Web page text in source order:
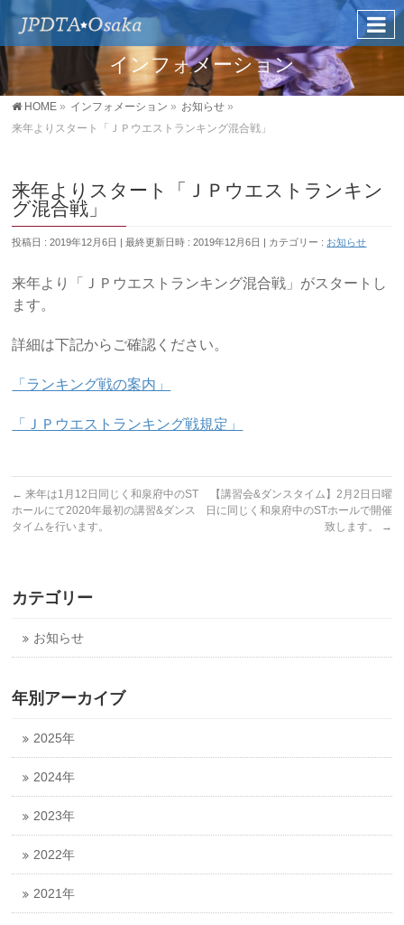
インフォメーション
HOME » インフォメーション » お知らせ »
来年よりスタート「ＪＰウエストランキング混合戦」
来年よりスタート「ＪＰウエストランキン
グ混合戦」
投稿日 : 2019年12月6日 最終更新日時 : 2019年12月6日 カテゴリー : お知らせ
来年より「ＪＰウエストランキング混合戦」がスタートし
ます。
詳細は下記からご確認ください。
「ランキング戦の案内」
「ＪＰウエストランキング戦規定」
← 来年は1月12日同じく和泉府中のST
ホールにて2020年最初の講習&ダンス
タイムを行います。
【講習会&ダンスタイム】2月2日日曜
日に同じく和泉府中のSTホールで開催
致します。
→
カテゴリー
お知らせ
年別アーカイブ
2025年
2024年
2023年
2022年
2021年